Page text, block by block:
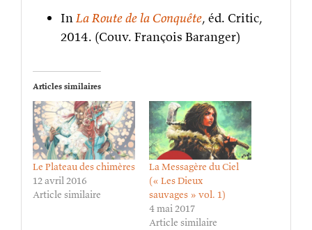
InLa Route de la Conquête, éd. Critic,
2014. (Couv. François Baranger)
Articles similaires
Le Plateau des chimères
12 avril 2016
Article similaire
La Messagère du Ciel
(« Les Dieux
sauvages » vol. 1)
4 mai 2017
Article similaire